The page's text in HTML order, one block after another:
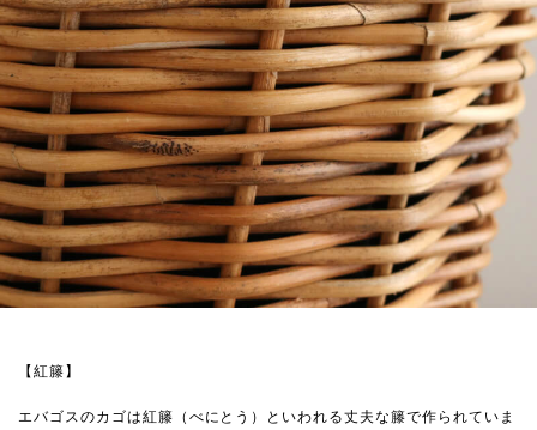
【紅籐】
エバゴスのカゴは紅籐（べにとう）といわれる丈夫な籐で作られていま